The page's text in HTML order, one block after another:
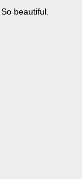
beautiful.